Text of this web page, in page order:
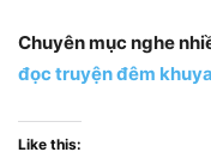
Chuyên mục nghe
đọc truyện đêm khuya
Like this: